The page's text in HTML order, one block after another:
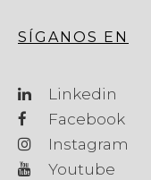
SÍGANOS EN
Linkedin
Facebook
Instagram
Youtube